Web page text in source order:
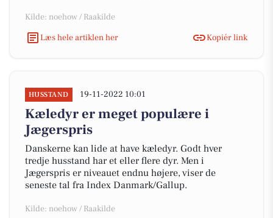
Kilde: noehow / Raakilde
Læs hele artiklen her
Kopiér link
HUSSTAND 19-11-2022 10:01
Kæledyr er meget populære i
Jægerspris
Danskerne kan lide at have kæledyr. Godt hver
tredje husstand har et eller flere dyr. Men i
Jægerspris er niveauet endnu højere, viser de
seneste tal fra Index Danmark/Gallup.
Kilde: noehow / Raakilde